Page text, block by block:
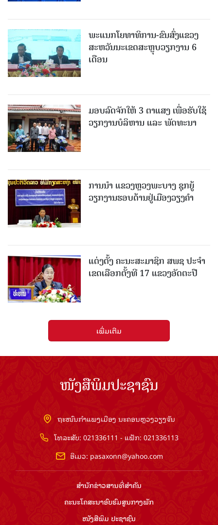
ພະແນກໂຍທາທິການ-ຂົນສົ່ງແຂວງ
ສະຫວັນນະເຂດສະຫຼຸບວຽກງານ 6
ເດືອນ
ມອບລົດຈັກໃຫ້ 3 ຕາແສງ ເພື່ອຮັບໃຊ້
ວຽກງານບໍລິຫານ ແລະ ພັດທະນາ
ການນຳ ແຂວງຫຼວງພະບາງ ຊຸກຍູ້
ວຽກງານຮອບດ້ານຢູ່ເມືອງວຽງຄໍາ
ແຕ່ງຕັ້ງ ຄະນະສະມາຊິກ ສພຊ ປະຈຳ
ເຂດເລືອກຕັ້ງທີ 17 ແຂວງອັດຕະປື
ເພີ່ມເຕີມ
ໜັງສືພິມປະຊາຊົນ
ຖະໜົນກຳແພງເມືອງ ນະຄອນຫຼວງວຽງຈັນ
ໂທລະສັບ: 021336111 - ແຟັກ: 021336113
ອີເມວ: pasaxonn@yahoo.com
ສຳ​ນັກ​ຂ່າວ​ສານ​ທີ່​ສຳ​ຄັນ​
ຄະນະໂຄສະນາອົບຮົມ​ສູນ​ກາງ​ພັກ
ໜັງສືພິມ ປະ​ຊາ​ຊົນ